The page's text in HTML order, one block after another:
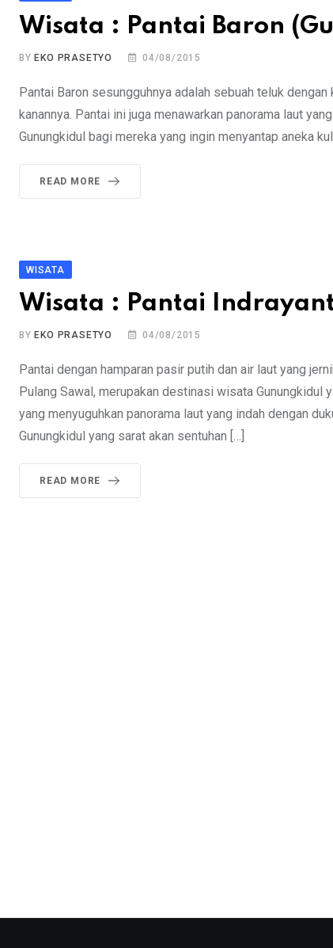
Wisata : Pantai Baron
BY EKO PRASETYO 04/08/2015
Pantai Baron sesungguhnya adalah sebuah teluk
kanannya. Pantai ini juga menawarkan panorama laut
Gunungkidul bagi mereka yang ingin menyantap aneka
READ MORE
WISATA
Wisata : Pantai
BY EKO PRASETYO 04/08/2015
Pantai dengan hamparan pasir putih dan air laut yang
Pulang Sawal, merupakan destinasi wisata
yang menyuguhkan panorama laut yang indah dengan
Gunungkidul yang sarat akan sentuhan […]
READ MORE